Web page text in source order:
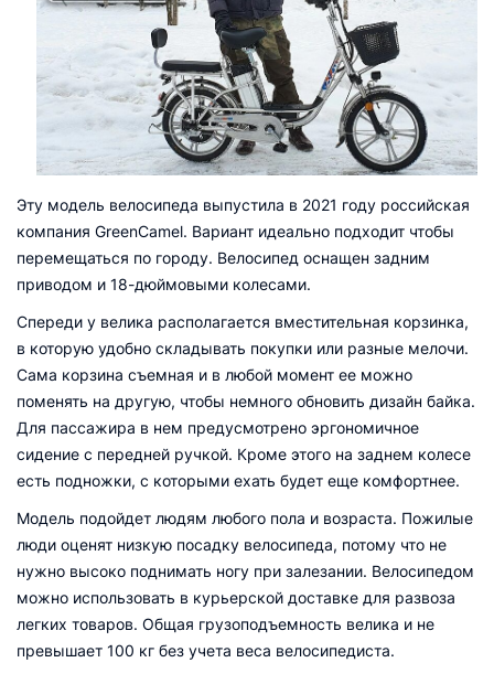
Эту модель велосипеда выпустила в 2021 году российская
компания GreenCamel. Вариант идеально подходит чтобы
перемещаться по городу. Велосипед оснащен задним
приводом и 18-дюймовыми колесами.
Спереди у велика располагается вместительная корзинка,
в которую удобно складывать покупки или разные мелочи.
Сама корзина съемная и в любой момент ее можно
поменять на другую, чтобы немного обновить дизайн байка.
Для пассажира в нем предусмотрено эргономичное
сидение с передней ручкой. Кроме этого на заднем колесе
есть подножки, с которыми ехать будет еще комфортнее.
Модель подойдет людям любого пола и возраста. Пожилые
люди оценят низкую посадку велосипеда, потому что не
нужно высоко поднимать ногу при залезании. Велосипедом
можно использовать в курьерской доставке для развоза
легких товаров. Общая грузоподъемность велика и не
превышает 100 кг без учета веса велосипедиста.